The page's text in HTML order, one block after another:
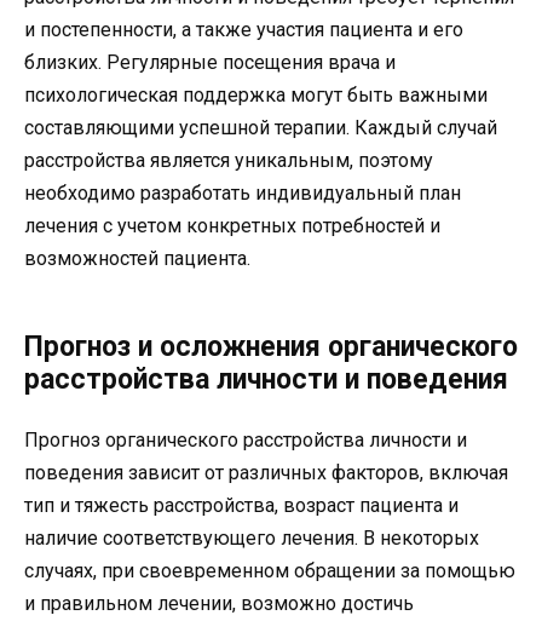
и постепенности, а также участия пациента и его
близких. Регулярные посещения врача и
психологическая поддержка могут быть важными
составляющими успешной терапии. Каждый случай
расстройства является уникальным, поэтому
необходимо разработать индивидуальный план
лечения с учетом конкретных потребностей и
возможностей пациента.
Прогноз и осложнения органического
расстройства личности и поведения
Прогноз органического расстройства личности и
поведения зависит от различных факторов, включая
тип и тяжесть расстройства, возраст пациента и
наличие соответствующего лечения. В некоторых
случаях, при своевременном обращении за помощью
и правильном лечении, возможно достичь